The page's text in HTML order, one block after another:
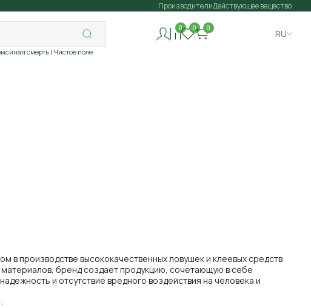
ПроизводителиДействующее вещество
смерть | Чистое поле
0 0 0
RU
в производстве высококачественных ловушек и клеевых средств
бренд создает продукцию, сочетающую в себе
и отсутствие вредного воздействия на человека и